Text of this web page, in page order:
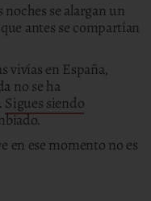
se alargan un
antes se compartían
vivías en España,
no se ha
Sigues siendo
en ese momento no es